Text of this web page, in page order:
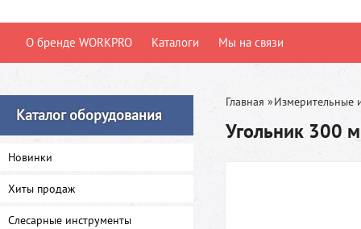
О бренде WORKPRO Каталоги Мы на связи
Каталог оборудования
Новинки
Хиты продаж
Слесарные инструменты
Главная »Измерительные
Угольник 300